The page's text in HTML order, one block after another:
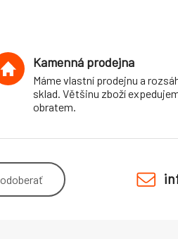
Kamenná prodejna
Máme vlastní prodejnu a
sklad. Většinu zboží
obratem.
odoberať